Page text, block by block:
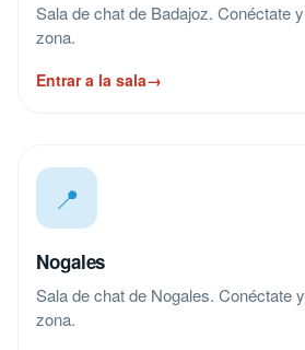
Sala de chat de Badajoz. Conéctate
zona.
Entrar a la sala→
📍
Nogales
Sala de chat de Nogales. Conéctate
zona.